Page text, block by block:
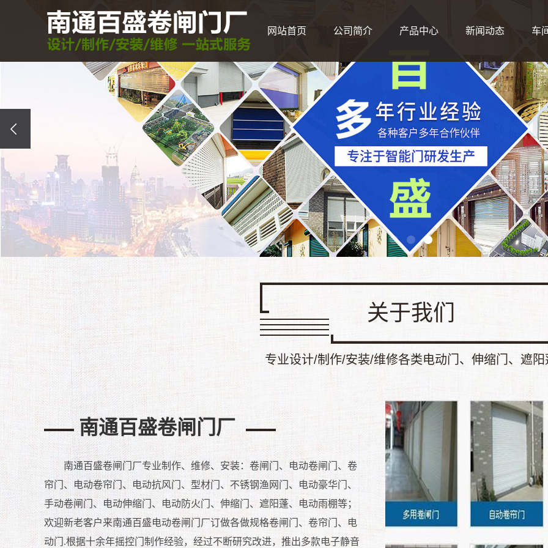
网站首页 公司简介 产品中心 新闻动态 车
关于我们
专业设计/制作/安装/维修各类电动门、伸缩门、遮阳
南通百盛卷闸门厂
南通百盛卷闸门厂专业制作、维修、安装：卷闸门、电动卷闸门、卷
帘门、电动卷帘门、电动抗风门、型材门、不锈钢渔网门、电动豪华门、
手动卷闸门、电动伸缩门、电动防火门、伸缩门、遮阳蓬、电动雨棚等；
欢迎新老客户来南通百盛电动卷闸门厂订做各做规格卷闸门、卷帘门、电
动门.根据十余年摇控门制作经验，经过不断研究改进，推出多款电子静音